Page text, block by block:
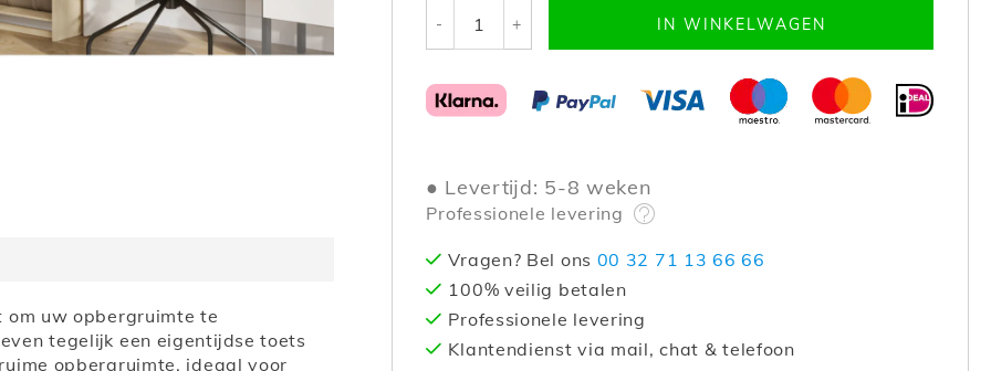
om uw opbergruimte te
tegelijk een eigentijdse toets
opbergruimte, ideaal voor
- + IN WINKELWAGEN
Levertijd: 5-8 weken
Professionele levering
Vragen? Bel ons 00 32 71 13 66 66
100% veilig betalen
Professionele levering
Klantendienst via mail, chat & telefoon